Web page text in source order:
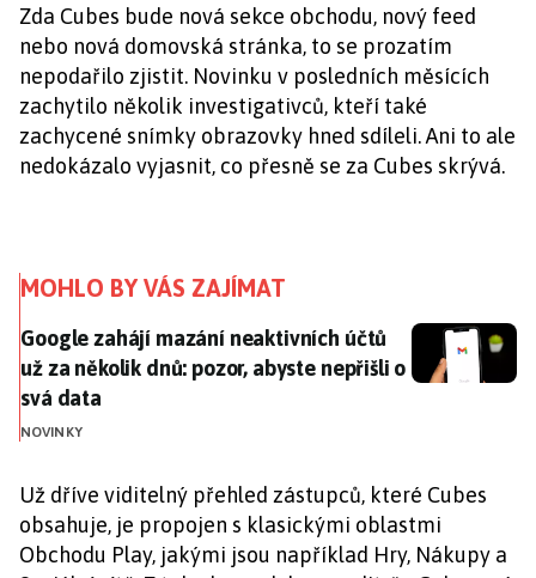
Zda Cubes bude nová sekce obchodu, nový feed
nebo nová domovská stránka, to se prozatím
nepodařilo zjistit. Novinku v posledních měsících
zachytilo několik investigativců, kteří také
zachycené snímky obrazovky hned sdíleli. Ani to ale
nedokázalo vyjasnit, co přesně se za Cubes skrývá.
MOHLO BY VÁS ZAJÍMAT
Google zahájí mazání neaktivních účtů už za několik
Google zahájí mazání neaktivních účtů
už za několik dnů: pozor, abyste nepřišli o
svá data
NOVINKY
Už dříve viditelný přehled zástupců, které Cubes
obsahuje, je propojen s klasickými oblastmi
Obchodu Play, jakými jsou například Hry, Nákupy a